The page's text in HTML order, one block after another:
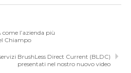
l’azienda più
Chiampo
BrushLess Direct Current (BLDC)
presentati nel nostro nuovo video